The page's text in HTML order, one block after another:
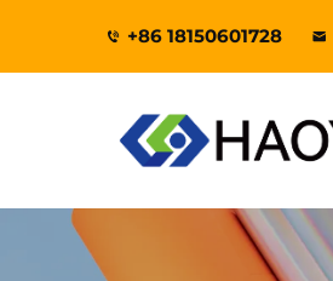
+86 18150601728